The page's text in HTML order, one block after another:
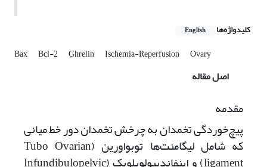
کلیدواژه‌ها English
Bax Bcl-2 Ghrelin Ischemia-Reperfusion Ovary
اصل مقاله
مقدمه
پیچ‌خوردگی تخمدان به چرخش تخمدان دور خط میانی
که شامل لیگامنت‌ها توبواورین (Tubo Ovarian